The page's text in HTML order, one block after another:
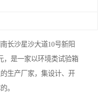
长沙星沙大道10号新阳
，是一家以环境类试验箱
生产厂家，集设计、开
。